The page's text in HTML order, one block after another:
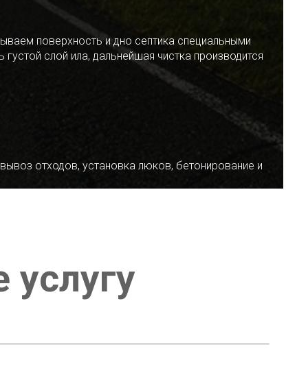
поверхность и дно септика специальными
слой ила, дальнейшая чистка производится
отходов, установка люков, бетонирование и
услугу